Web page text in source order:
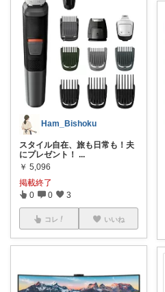
Ham_Bishoku
スタイル自在、旅も日常も！夫
にプレゼント！ ...
￥ 5,096
掲載終了
0 0 3
コレ いいね